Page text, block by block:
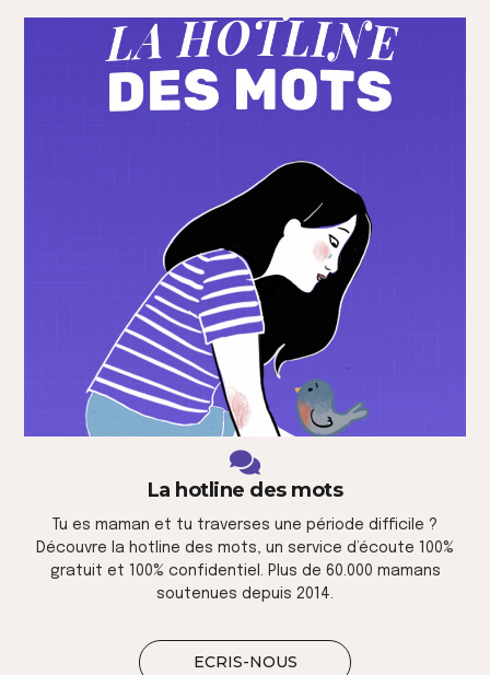
La hotline des mots
Tu es maman et tu traverses une période difficile ?
Découvre la hotline des mots, un service d’écoute 100%
gratuit et 100% confidentiel. Plus de 60.000 mamans
soutenues depuis 2014.
ECRIS-NOUS